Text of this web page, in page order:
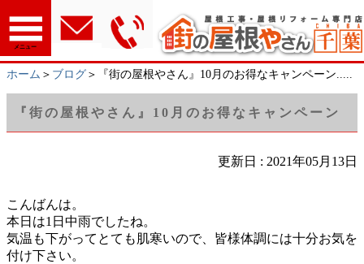
メニュー
ホーム ＞ ブログ ＞『街の屋根やさん』10月のお得なキャンペーン.....
『街の屋根やさん』10月のお得なキャンペーン
更新日 : 2021年05月13日
こんばんは。
本日は1日中雨でしたね。
気温も下がってとても肌寒いので、皆様体調には十分お気を
付け下さい。